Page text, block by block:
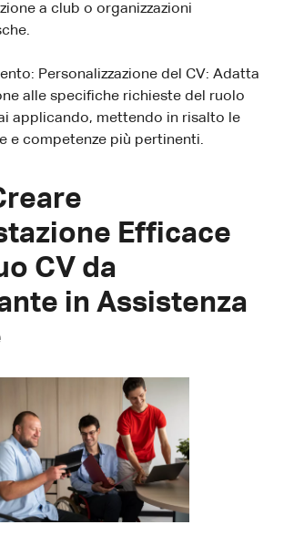
a club o organizzazioni
Personalizzazione del CV: Adatta
alle specifiche richieste del ruolo
applicando, mettendo in risalto le
e competenze più pertinenti.
Efficace
CV da
in Assistenza